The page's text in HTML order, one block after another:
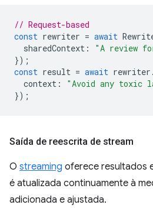
// Request-based
const rewriter = await
sharedContext :
"A review
});
const result = await rewriter .
context :
"Avoid any toxic
});
Saída de reescrita de stream
O streaming oferece resultados
é atualizada continuamente à
adicionada e ajustada.